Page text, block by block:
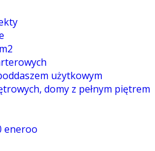
użytkowym
domy z pełnym piętrem
eneroo